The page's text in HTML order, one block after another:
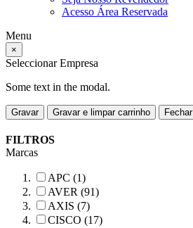
Acesso Área Reservada
Menu
×
Seleccionar Empresa
Some text in the modal.
Gravar Gravar e limpar carrinho Fechar
FILTROS
Marcas
APC (1)
AVER (91)
AXIS (7)
CISCO (17)